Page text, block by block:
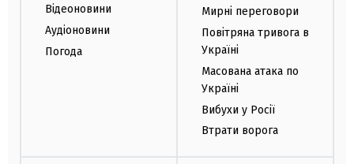
Відеоновини
Аудіоновини
Погода
Мирні переговори
Повітряна тривога в
Україні
Масована атака по
Україні
Вибухи у Росії
Втрати ворога